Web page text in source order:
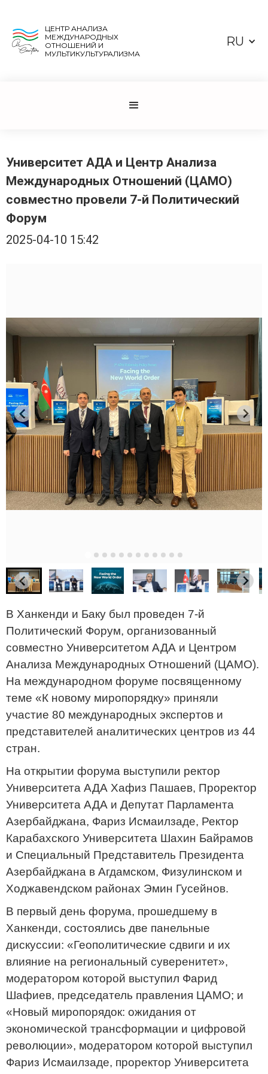
ЦЕНТР АНАЛИЗА
МЕЖДУНАРОДНЫХ
ОТНОШЕНИЙ И
МУЛЬТИКУЛЬТУРАЛИЗМА
RU
Университет АДА и Центр Анализа
Международных Отношений (ЦАМО)
совместно провели 7-й Политический
Форум
2025-04-10 15:42
В Ханкенди и Баку был проведен 7-й
Политический Форум, организованный
совместно Университетом АДА и Центром
Анализа Международных Отношений (ЦАМО).
На международном форуме посвященному
теме «К новому миропорядку» приняли
участие 80 международных экспертов и
представителей аналитических центров из 44
стран.
На открытии форума выступили ректор
Университета АДА Хафиз Пашаев, Проректор
Университета АДА и Депутат Парламента
Азербайджана, Фариз Исмаилзаде, Ректор
Карабахского Университета Шахин Байрамов
и Специальный Представитель Президента
Азербайджана в Агдамском, Физулинском и
Ходжавендском районах Эмин Гусейнов.
В первый день форума, прошедшему в
Ханкенди, состоялись две панельные
дискуссии: «Геополитические сдвиги и их
влияние на региональный суверенитет»,
модератором которой выступил Фарид
Шафиев, председатель правления ЦАМО; и
«Новый миропорядок: ожидания от
экономической трансформации и цифровой
революции», модератором которой выступил
Фариз Исмаилзаде, проректор Университета